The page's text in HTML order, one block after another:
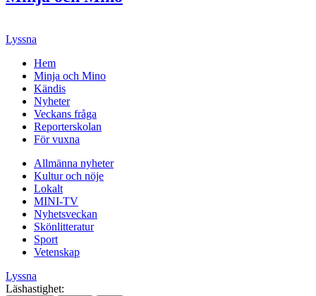
Lyssna
Hem
Minja och Mino
Kändis
Nyheter
Veckans fråga
Reporterskolan
För vuxna
Allmänna nyheter
Kultur och nöje
Lokalt
MINI-TV
Nyhetsveckan
Skönlitteratur
Sport
Vetenskap
Lyssna
Läshastighet: